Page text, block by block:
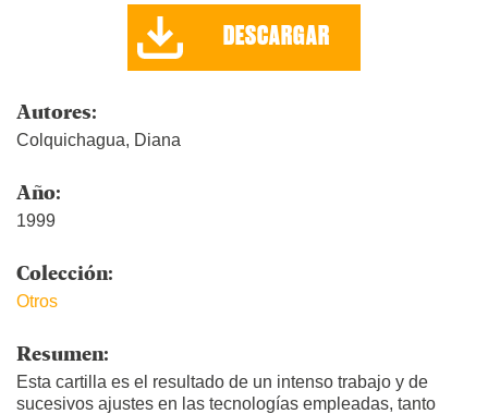
DESCARGAR
Autores:
Colquichagua, Diana
Año:
1999
Colección:
Otros
Resumen:
Esta cartilla es el resultado de un intenso trabajo y de
sucesivos ajustes en las tecnologías empleadas, tanto